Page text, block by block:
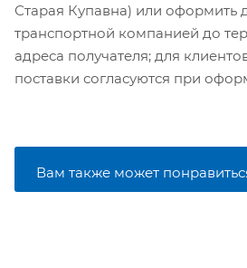
Старая Купавна) или оформить
транспортной компанией до
адреса получателя; для
поставки согласуются при
Вам также может